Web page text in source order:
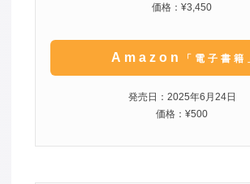
価格：¥3,450
Amazon 「電子書籍
発売日：2025年6月24日
価格：¥500